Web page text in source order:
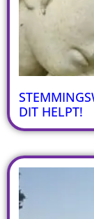
DIT HELPT!